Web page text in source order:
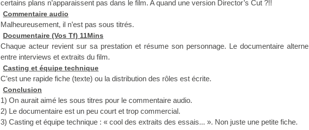
certains plans n’apparaissent pas dans le film. A quand une version Director’s Cut ?!!
Commentaire audio
Malheureusement, il n’est pas sous titrés.
Documentaire (Vos Tf) 11Mins
Chaque acteur revient sur sa prestation et résume son personnage. Le documentaire alterne
entre interviews et extraits du film.
Casting et équipe technique
C’est une rapide fiche (texte) ou la distribution des rôles est écrite.
Conclusion
1) On aurait aimé les sous titres pour le commentaire audio.
2) Le documentaire est un peu court et trop commercial.
3) Casting et équipe technique : « cool des extraits des essais... ». Non juste une petite fiche.